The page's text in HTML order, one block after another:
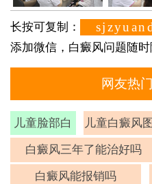
长按可复制：
添加微信，白癜风问题随
网友热
儿童脸部白
斑
儿童白癜风
白癜风三年了能治好吗
白癜风能报销吗